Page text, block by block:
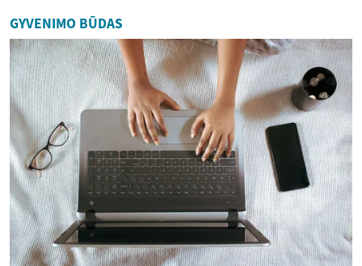
GYVENIMO BŪDAS